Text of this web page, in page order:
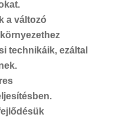
a változó
technikáik, ezáltal